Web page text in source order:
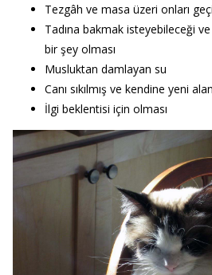
Tezgâh ve masa üzeri onları
Tadına bakmak isteyebileceği
bir şey olması
Musluktan damlayan su
Canı sıkılmış ve kendine yeni
İlgi beklentisi için olması